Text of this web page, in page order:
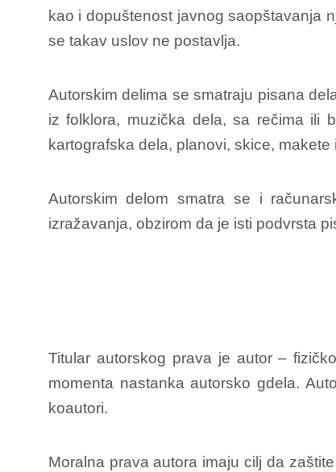
kao i dopuštenost javnog saopštavanja
se takav uslov ne postavlja.
Autorskim delima se smatraju pisana
iz folklora, muzička dela, sa rečima ili
kartografska dela, planovi, skice,
Autorskim delom smatra se i
izražavanja, obzirom da je isti podvrsta
Titular autorskog prava je autor –
momenta nastanka autorsko gdela.
koautori.
Moralna prava autora imaju cilj da